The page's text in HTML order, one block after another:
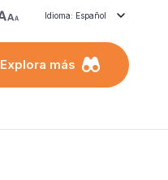
Idioma: Español
Explora más